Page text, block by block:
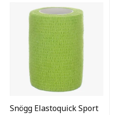
Snögg Elastoquick Sport